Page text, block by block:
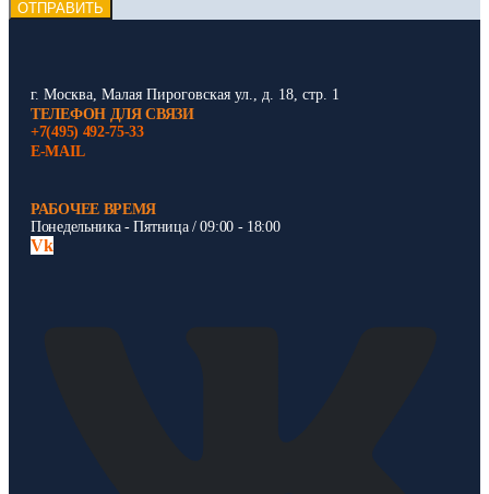
ОТПРАВИТЬ
г. Москва, Малая Пироговская ул., д. 18, стр. 1
ТЕЛЕФОН ДЛЯ СВЯЗИ
+7(495) 492-75-33
E-MAIL
РАБОЧЕЕ ВРЕМЯ
Понедельника - Пятница / 09:00 - 18:00
Vk